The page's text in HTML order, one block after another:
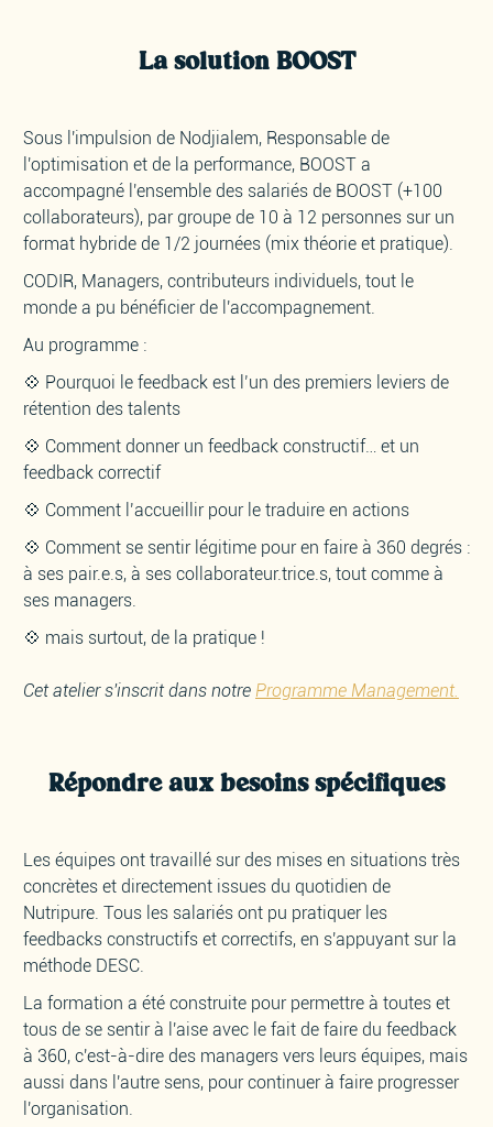
La solution BOOST
Sous l'impulsion de Nodjialem, Responsable de
l'optimisation et de la performance, BOOST a
accompagné l'ensemble des salariés de BOOST (+100
collaborateurs), par groupe de 10 à 12 personnes sur un
format hybride de 1/2 journées (mix théorie et pratique).
CODIR, Managers, contributeurs individuels, tout le
monde a pu bénéficier de l'accompagnement.
Au programme :
💠 Pourquoi le feedback est l’un des premiers leviers de
rétention des talents
💠 Comment donner un feedback constructif… et un
feedback correctif
💠 Comment l’accueillir pour le traduire en actions
💠 Comment se sentir légitime pour en faire à 360 degrés :
à ses pair.e.s, à ses collaborateur.trice.s, tout comme à
ses managers.
💠 mais surtout, de la pratique !
Cet atelier s'inscrit dans notre Programme Management.
Répondre aux besoins spécifiques
Les équipes ont travaillé sur des mises en situations très
concrètes et directement issues du quotidien de
Nutripure. Tous les salariés ont pu pratiquer les
feedbacks constructifs et correctifs, en s'appuyant sur la
méthode DESC.
La formation a été construite pour permettre à toutes et
tous de se sentir à l'aise avec le fait de faire du feedback
à 360, c'est-à-dire des managers vers leurs équipes, mais
aussi dans l'autre sens, pour continuer à faire progresser
l'organisation.